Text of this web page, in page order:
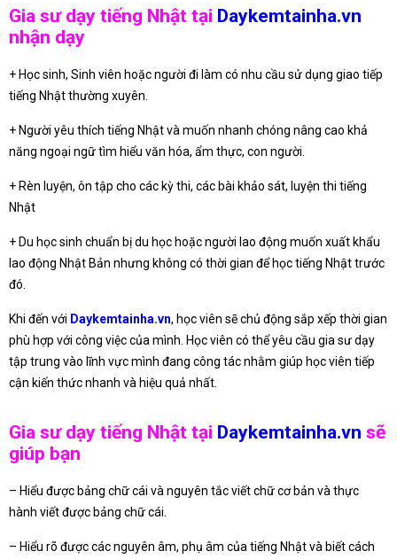
Gia sư dạy tiếng Nhật tại Daykemtainha.vn
nhận dạy
+ Học sinh, Sinh viên hoặc người đi làm có nhu cầu sử dụng giao tiếp
tiếng Nhật thường xuyên.
+ Người yêu thích tiếng Nhật và muốn nhanh chóng nâng cao khả
năng ngoại ngữ tìm hiểu văn hóa, ẩm thực, con người.
+ Rèn luyện, ôn tập cho các kỳ thi, các bài khảo sát, luyện thi tiếng
Nhật
+ Du học sinh chuẩn bị du học hoặc người lao động muốn xuất khẩu
lao động Nhật Bản nhưng không có thời gian để học tiếng Nhật trước
đó.
Khi đến với Daykemtainha.vn, học viên sẽ chủ động sắp xếp thời gian
phù hợp với công việc của mình. Học viên có thể yêu cầu gia sư dạy
tập trung vào lĩnh vực mình đang công tác nhằm giúp học viên tiếp
cận kiến thức nhanh và hiệu quả nhất.
Gia sư dạy tiếng Nhật tại Daykemtainha.vn sẽ
giúp bạn
– Hiểu được bảng chữ cái và nguyên tắc viết chữ cơ bản và thực
hành viết được bảng chữ cái.
– Hiểu rõ được các nguyên âm, phụ âm của tiếng Nhật và biết cách